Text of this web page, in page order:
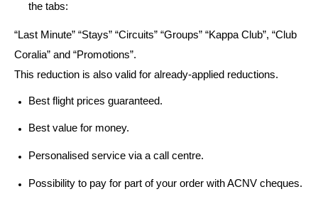
the tabs:
“Last Minute” “Stays” “Circuits” “Groups” “Kappa Club”, “Club
Coralia” and “Promotions”.
This reduction is also valid for already-applied reductions.
Best flight prices guaranteed.
Best value for money.
Personalised service via a call centre.
Possibility to pay for part of your order with ACNV cheques.